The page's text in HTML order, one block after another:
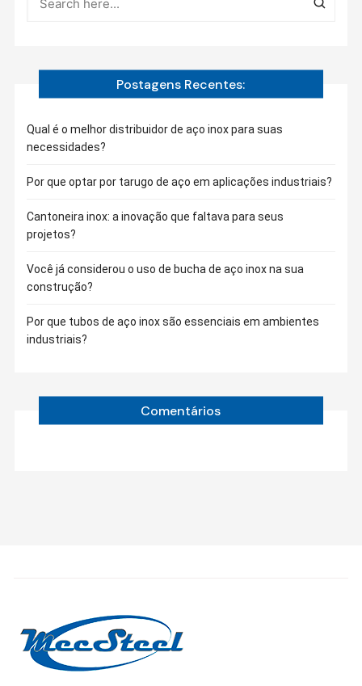
Postagens Recentes:
Qual é o melhor distribuidor de aço inox para suas
necessidades?
Por que optar por tarugo de aço em aplicações industriais?
Cantoneira inox: a inovação que faltava para seus
projetos?
Você já considerou o uso de bucha de aço inox na sua
construção?
Por que tubos de aço inox são essenciais em ambientes
industriais?
Comentários